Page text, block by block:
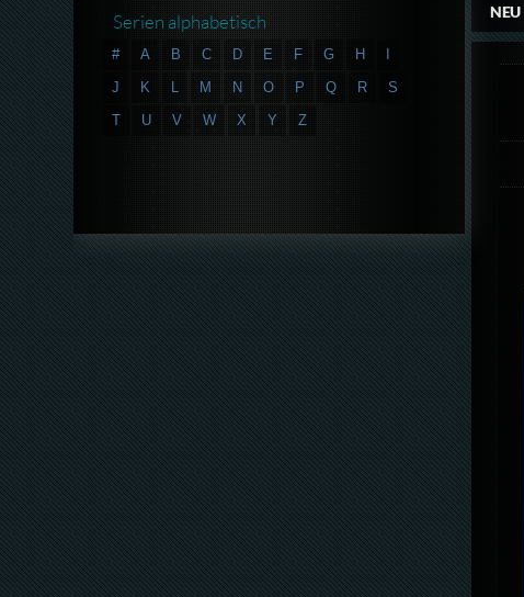
NEU
Serien alphabetisch
# A B C D E F G H
J
K L M N O P Q R
S
T
U V W X Y Z